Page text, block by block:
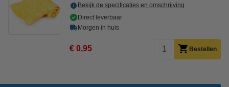
Bekijk de specificaties en omschrijving
Direct leverbaar
Morgen in huis
€ 0,95 Bestellen